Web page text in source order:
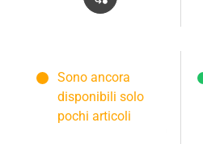
Sono ancora
disponibili solo
pochi articoli